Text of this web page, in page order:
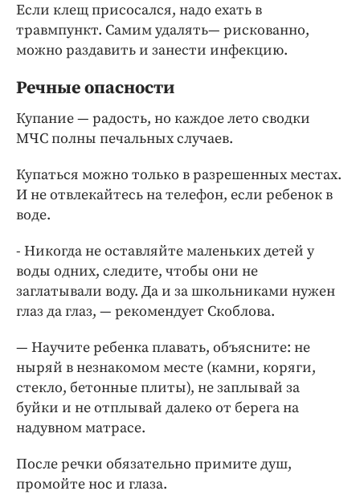
Если клещ присосался, надо ехать в
травмпункт. Самим удалять— рискованно,
можно раздавить и занести инфекцию.
Речные опасности
Купание — радость, но каждое лето сводки
МЧС полны печальных случаев.
Купаться можно только в разрешенных местах.
И не отвлекайтесь на телефон, если ребенок в
воде.
- Никогда не оставляйте маленьких детей у
воды одних, следите, чтобы они не
заглатывали воду. Да и за школьниками нужен
глаз да глаз, — рекомендует Скоблова.
— Научите ребенка плавать, объясните: не
ныряй в незнакомом месте (камни, коряги,
стекло, бетонные плиты), не заплывай за
буйки и не отплывай далеко от берега на
надувном матрасе.
После речки обязательно примите душ,
промойте нос и глаза.